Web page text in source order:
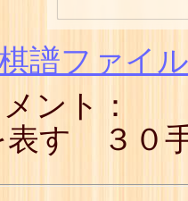
8 ☖
10
11☗
14☖
15☗
譜ファイ
ント：
表す ３０